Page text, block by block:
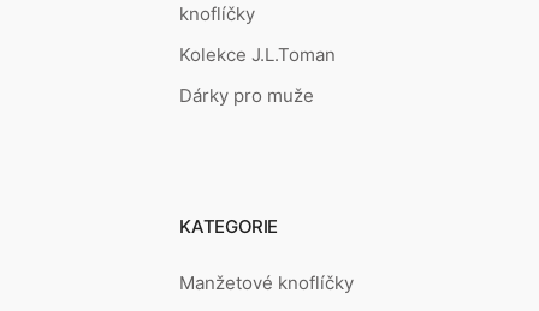
knoflíčky
Kolekce J.L.Toman
Dárky pro muže
KATEGORIE
Manžetové knoflíčky